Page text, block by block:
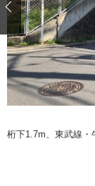
ショップレ
自動車豆
鈑金・
ディテイリング
ディテイ
ヘッドライ
フィルム・ラ
鈑金・塗装
小キズ
特集記事
ストップ 不具合
コラム
ショップ紹介
桁下1.7m、東武線・